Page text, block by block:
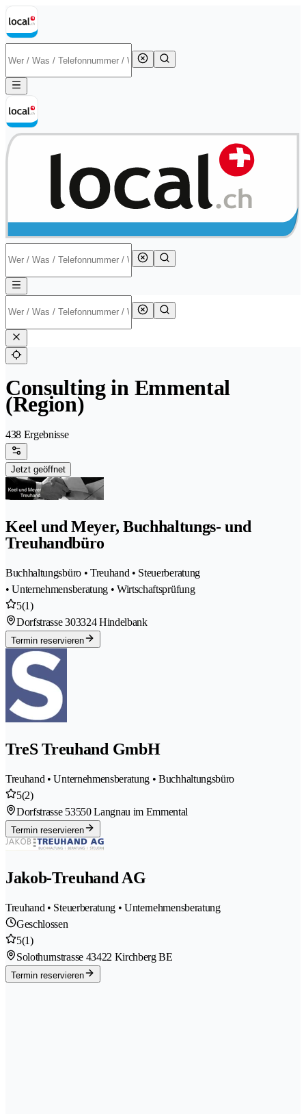
Consulting in Emmental
(Region)
438 Ergebnisse
Jetzt geöffnet
Keel und Meyer, Buchhaltungs- und
Treuhandbüro
Buchhaltungsbüro • Treuhand • Steuerberatung
• Unternehmensberatung • Wirtschaftsprüfung
5(1)
Dorfstrasse 303324 Hindelbank
Termin reservieren
TreS Treuhand GmbH
Treuhand • Unternehmensberatung • Buchhaltungsbüro
5(2)
Dorfstrasse 53550 Langnau im Emmental
Termin reservieren
Jakob-Treuhand AG
Treuhand • Steuerberatung • Unternehmensberatung
Geschlossen
5(1)
Solothurnstrasse 43422 Kirchberg BE
Termin reservieren